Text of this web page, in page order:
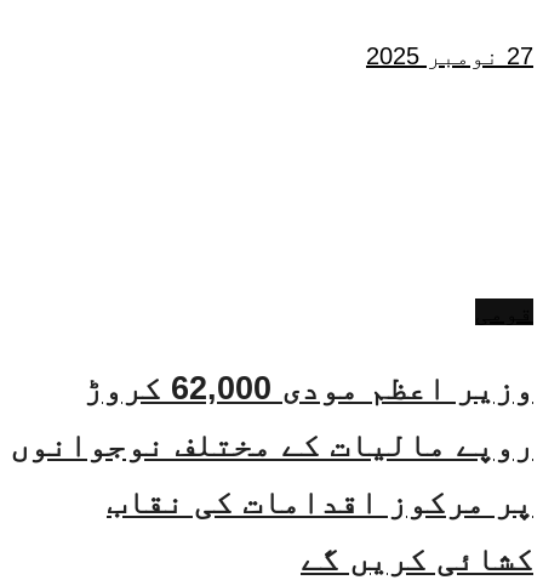
27 نومبر 2025
وزیر اعظم مودی 62,000 کروڑ
روپے مالیات کے مختلف نوجوانوں
پر مرکوز اقدامات کی نقاب
کشائی کریں گے